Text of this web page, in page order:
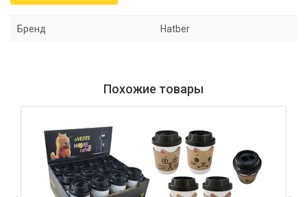
Бренд Hatber
Похожие товары